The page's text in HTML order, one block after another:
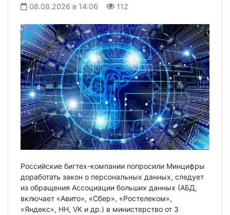
08.08.2026 в 14:06 112
Российские бигтех-компании попросили Минцифры
доработать закон о персональных данных, следует
из обращения Ассоциации больших данных (АБД,
включает «Авито», «Сбер», «Ростелеком»,
«Яндекс», HH, VK и др.) в министерство от 3